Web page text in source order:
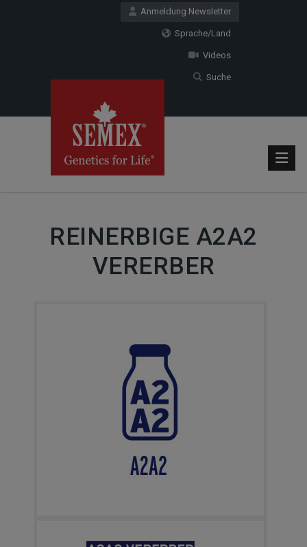
Anmeldung Newsletter
Sprache/Land
Videos
Suche
REINERBIGE A2A2
VERERBER